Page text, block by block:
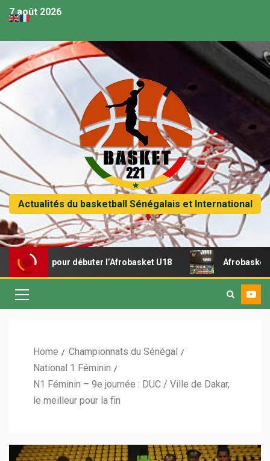
7 août 2026
Actualités du basketball Sénégalais et International
pour débuter l’Afrobasket U18 Afrobasket U18 –
Home
Championnats du Sénégal
National 1 Féminin
N1 Féminin – 9e journée : DUC / Ville de Dakar,
le meilleur pour la fin